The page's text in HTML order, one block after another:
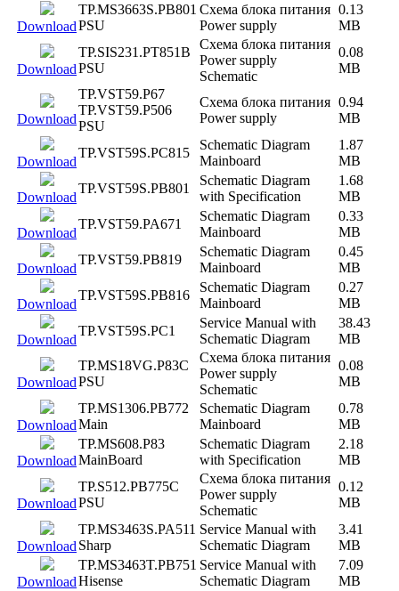
Download
TP.MS3663S.PB801
PSU
Схема блока питания
Power supply
0.13
MB
Download
TP.SIS231.PT851B
PSU
Схема блока питания
Power supply
Schematic
0.08
MB
Download
TP.VST59.P67
TP.VST59.P506
PSU
Схема блока питания
Power supply
0.94
MB
Download
TP.VST59S.PC815
Schematic Diagram
Mainboard
1.87
MB
Download
TP.VST59S.PB801
Schematic Diagram
with Specification
1.68
MB
Download
TP.VST59.PA671
Schematic Diagram
Mainboard
0.33
MB
Download
TP.VST59.PB819
Schematic Diagram
Mainboard
0.45
MB
Download
TP.VST59S.PB816
Schematic Diagram
Mainboard
0.27
MB
Download
TP.VST59S.PC1
Service Manual with
Schematic Diagram
38.43
MB
Download
TP.MS18VG.P83C
PSU
Схема блока питания
Power supply
Schematic
0.08
MB
Download
TP.MS1306.PB772
Main
Schematic Diagram
Mainboard
0.78
MB
Download
TP.MS608.P83
MainBoard
Schematic Diagram
with Specification
2.18
MB
Download
TP.S512.PB775C
PSU
Схема блока питания
Power supply
Schematic
0.12
MB
Download
TP.MS3463S.PA511
Sharp
Service Manual with
Schematic Diagram
3.41
MB
Download
TP.MS3463T.PB751
Hisense
Service Manual with
Schematic Diagram
7.09
MB